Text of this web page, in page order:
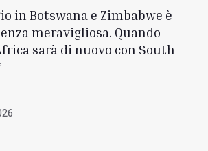
in Botswana e Zimbabwe è
meravigliosa. Quando
sarà di nuovo con South